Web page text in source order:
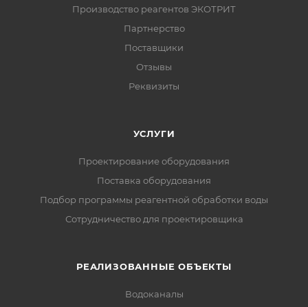
Производство реагентов ЭКОТРИТ
Партнерство
Поставщики
Отзывы
Реквизиты
УСЛУГИ
Проектирование оборудования
Поставка оборудования
Подбор программы реагентной обработки воды
Сотрудничество для проектировщика
РЕАЛИЗОВАННЫЕ ОБЪЕКТЫ
Водоканалы